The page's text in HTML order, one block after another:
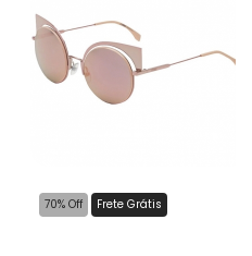
70% Off Frete Grátis